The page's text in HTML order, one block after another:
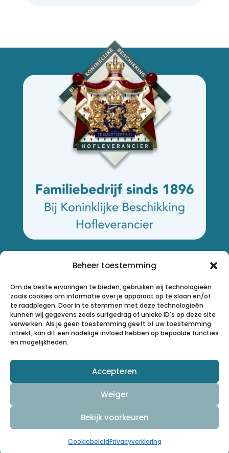
Beheer toestemming
Om de beste ervaringen te bieden, gebruiken wij technologieën
zoals cookies om informatie over je apparaat op te slaan en/of
te raadplegen. Door in te stemmen met deze technologieën
kunnen wij gegevens zoals surfgedrag of unieke ID's op deze site
verwerken. Als je geen toestemming geeft of uw toestemming
intrekt, kan dit een nadelige invloed hebben op bepaalde functies
en mogelijkheden.
Accepteren
Weiger
Bekijk voorkeuren
CookiebeleidPrivacyverklaring
Planmatig onderhoud
Reparatie- en mutatieonderhoud
info@lindhout.nl
Algemene voorwaarden
Privacyverklaring
  